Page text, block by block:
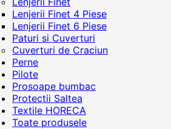
Lenjerii Finet 4 Piese
Lenjerii Finet 6 Piese
Paturi si Cuverturi
Cuverturi de Craciun
Perne
Pilote
Prosoape bumbac
Protectii Saltea
Textile HORECA
Toate produsele